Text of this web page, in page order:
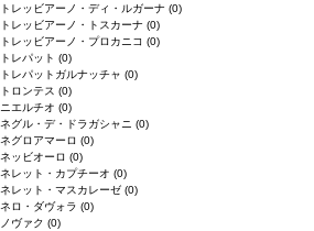
トレッビアーノ・ディ・ルガーナ (0)
トレッビアーノ・トスカーナ (0)
トレッビアーノ・プロカニコ (0)
トレパット (0)
トレパットガルナッチャ (0)
トロンテス (0)
ニエルチオ (0)
ネグル・デ・ドラガシャニ (0)
ネグロアマーロ (0)
ネッビオーロ (0)
ネレット・カプチーオ (0)
ネレット・マスカレーゼ (0)
ネロ・ダヴォラ (0)
ノヴァク (0)